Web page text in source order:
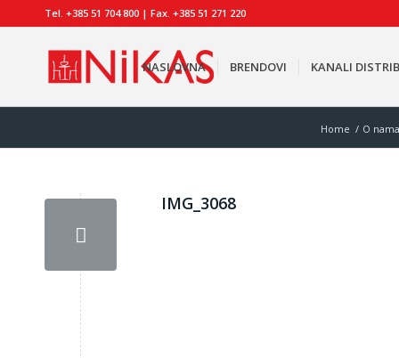
Tel. +385 51 704 800 | Fax. +385 51 271 220
NASLOVNA BRENDOVI KANALI
Home / O
IMG_3068